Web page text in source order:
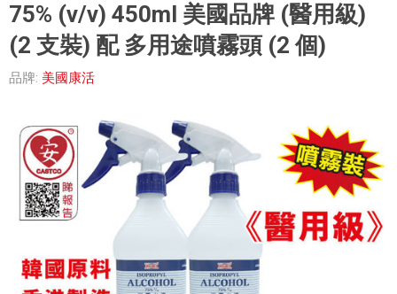
75% (v/v) 450ml 美國品牌 (醫用級)
(2 支裝) 配 多用途噴霧頭 (2 個)
品牌: 美國康活